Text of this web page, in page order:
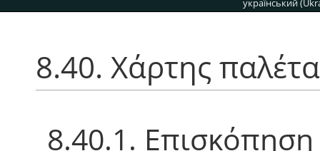
український
8.40. Χάρτης
8.40.1. Επισκόπηση